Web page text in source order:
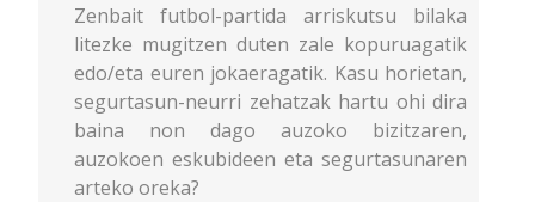
Zenbait futbol-partida arriskutsu bilaka
litezke mugitzen duten zale kopuruagatik
edo/eta euren jokaeragatik. Kasu horietan,
segurtasun-neurri zehatzak hartu ohi dira
baina non dago auzoko bizitzaren,
auzokoen eskubideen eta segurtasunaren
arteko oreka?